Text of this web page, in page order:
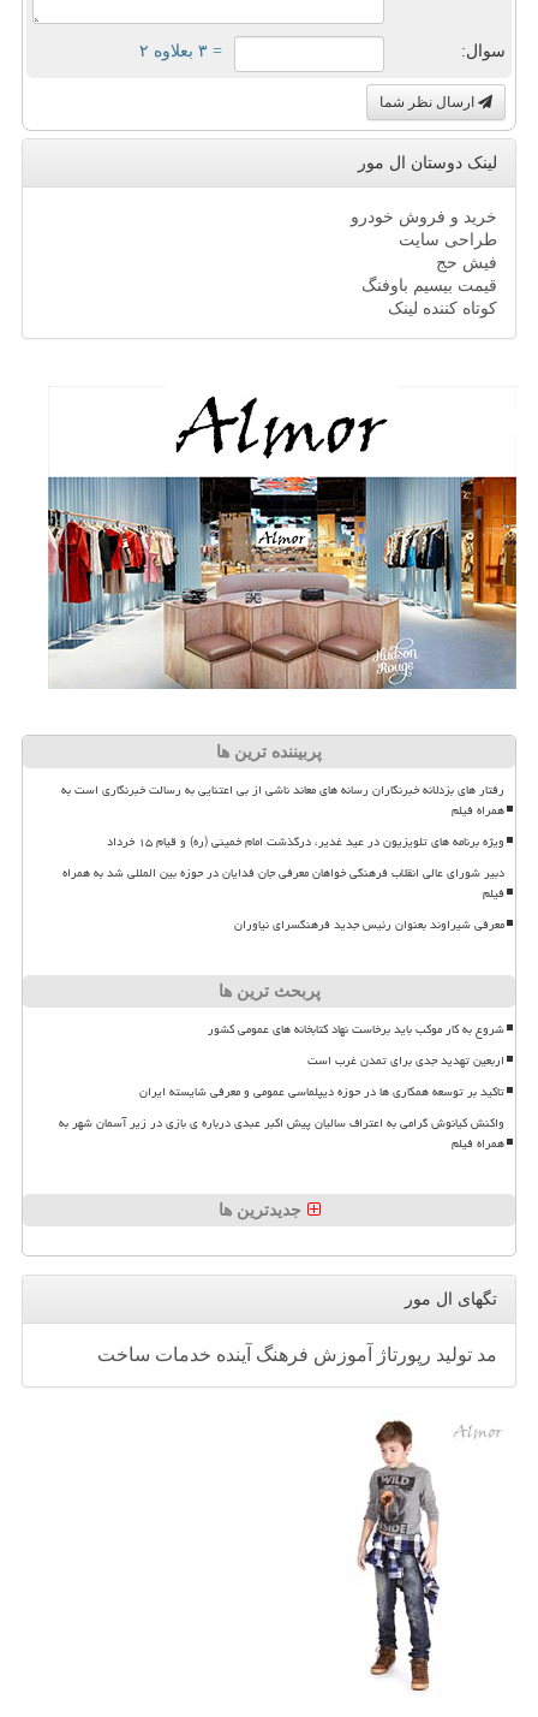
سوال: = ۳ بعلاوه ۲
ارسال نظر شما
لینک دوستان ال مور
خرید و فروش خودرو
طراحی سایت
فیش حج
قیمت بیسیم باوفنگ
کوتاه کننده لینک
پربیننده ترین ها
رفتار های بزدلانه خبرنگاران رسانه های معاند ناشی از بی اعتنایی به رسالت خبرنگاری است به
همراه فیلم
ویژه برنامه های تلویزیون در عید غدیر، درگذشت امام خمینی (ره) و قیام ۱۵ خرداد
دبیر شورای عالی انقلاب فرهنگی خواهان معرفی جان فدایان در حوزه بین المللی شد به همراه
فیلم
معرفی شیراوند بعنوان رئیس جدید فرهنگسرای نیاوران
پربحث ترین ها
شروع به کار موکب باید برخاست نهاد کتابخانه های عمومی کشور
اربعین تهدید جدی برای تمدن غرب است
تاکید بر توسعه همکاری ها در حوزه دیپلماسی عمومی و معرفی شایسته ایران
واکنش کیانوش گرامی به اعتراف سالیان پیش اکبر عبدی درباره ی بازی در زیر آسمان شهر به
همراه فیلم
جدیدترین ها
تگهای ال مور
مد تولید رپورتاژ آموزش فرهنگ آینده خدمات ساخت